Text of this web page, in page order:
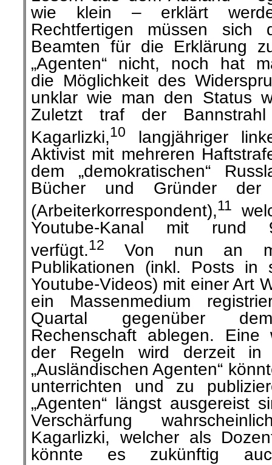
wie klein – erklärt
Rechtfertigen müssen sich
Beamten für die Erklärung
„Agenten“ nicht, noch hat
die Möglichkeit des
unklar wie man den Status
Zuletzt traf der
Kagarlizki,10
langjähriger
Aktivist mit mehreren
dem „demokratischen“
Bücher und Gründer der
(Arbeiterkorrespondent),11
Youtube-Kanal mit rund
verfügt.12
Von nun an
Publikationen (inkl. Posts in
Youtube-Videos) mit einer Art
ein Massenmedium
Quartal gegenüber dem
Rechenschaft ablegen. Eine
der Regeln wird derzeit in
„Ausländischen Agenten“
unterrichten und zu
„Agenten“ längst ausgereist
Verschärfung
Kagarlizki, welcher als
könnte es zukünftig